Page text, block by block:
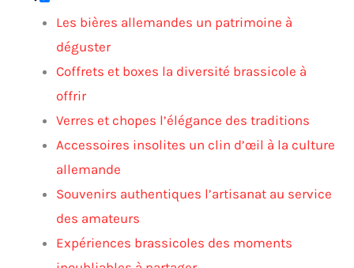
Les bières allemandes un patrimoine à
déguster
Coffrets et boxes la diversité brassicole à
offrir
Verres et chopes l’élégance des traditions
Accessoires insolites un clin d’œil à la culture
allemande
Souvenirs authentiques l’artisanat au service
des amateurs
Expériences brassicoles des moments